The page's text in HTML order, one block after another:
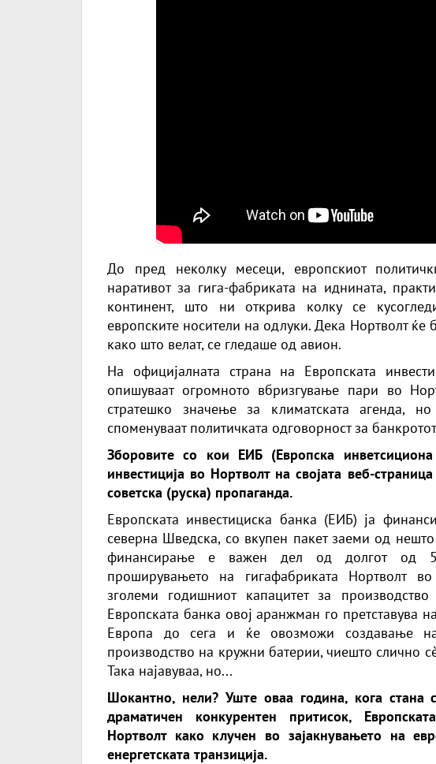
До пред неколку месеци, европскиот
наративот за гига-фабриката на иднината,
континент, што ни открива колку се
европските носители на одлуки. Дека Нортволт ќе
како што велат, се гледаше од авион.
На официјалната страна на Европската
опишуваат огромното вбризгување пари во
стратешко значење за климатската агенда,
споменуваат политичката одговорност за
Зборовите со кои ЕИБ (Европска инветсициона
инвестиција во Нортволт на својата веб-
советска (руска) пропаганда.
Европската инвестициска банка (ЕИБ) ја
северна Шведска, со вкупен пакет заеми од
финансирање е важен дел од долгот од
проширувањето на гигафабриката Нортволт
зголеми годишниот капацитет за
Европската банка овој аранжман го претставува
Европа до сега и ќе овозможи создавање
производство на кружни батерии, чиешто слично
Така најавуваа, но...
Шокантно, нели? Уште оваа година, кога стана
драматичен конкурентен притисок,
Нортволт како клучен во зајакнувањето на
енергетската транзиција.